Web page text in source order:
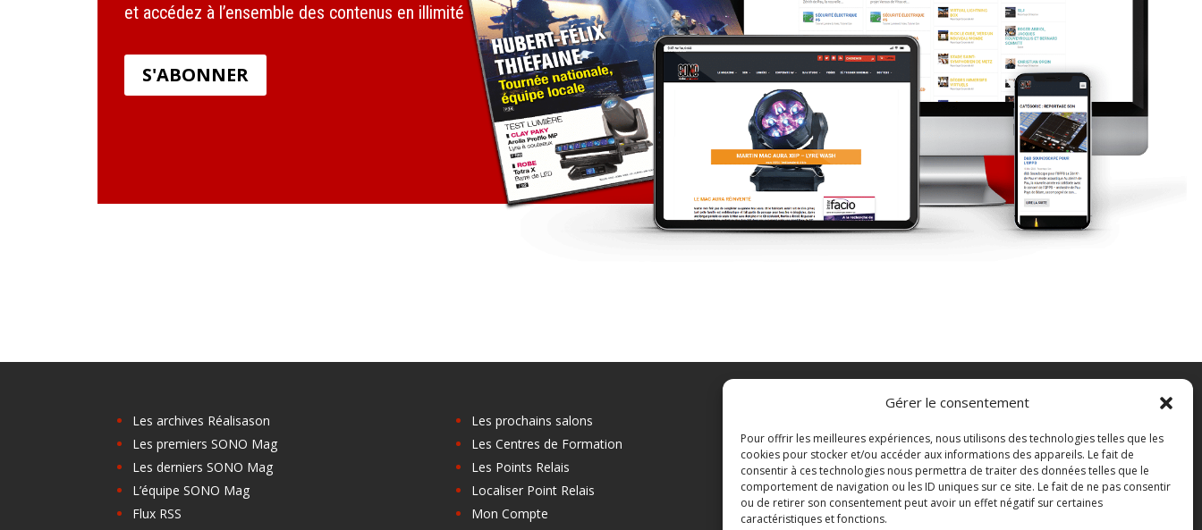
Gérer le consentement
Pour offrir les meilleures expériences, nous utilisons des technologies telles que les
cookies pour stocker et/ou accéder aux informations des appareils. Le fait de
consentir à ces technologies nous permettra de traiter des données telles que le
comportement de navigation ou les ID uniques sur ce site. Le fait de ne pas consentir
ou de retirer son consentement peut avoir un effet négatif sur certaines
caractéristiques et fonctions.
et accédez à l’ensemble des contenus en illimité
S'ABONNER
Les archives Réalisason
Les premiers SONO Mag
Les derniers SONO Mag
L’équipe SONO Mag
Flux RSS
Les prochains salons
Les Centres de Formation
Les Points Relais
Localiser Point Relais
Mon Compte
Contact
Boutique
Abonnements Sono mag | intégral ou
numérique